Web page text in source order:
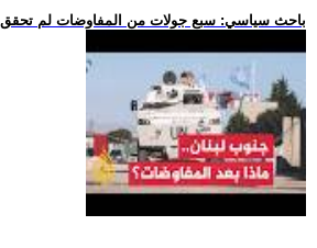
.. باحث سياسي: سبع جولات من المفاوضات لم